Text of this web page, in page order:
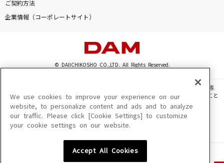
ご契約方法
企業情報（コーポレートサイト）
© DAIICHIKOSHO CO.,LTD. All Rights Reserved.
このサイトに掲載されている一切の文章・画像・写真・動画・音声等を、手段や形態
を問わず、著作権法の定める範囲を超えて無断で複製、転載、ファイル化などすること
を禁じます。
楽曲及びコンテンツは、機種によりご利用いただけない場合があります。
楽曲及びコンテンツの配信日、配信内容が変更になる場合があります。
We use cookies to improve your experience on our
website, to personalize content and ads and to analyze
our traffic. Please click [Cookie Settings] to customize
your cookie settings on our website.
Accept All Cookies